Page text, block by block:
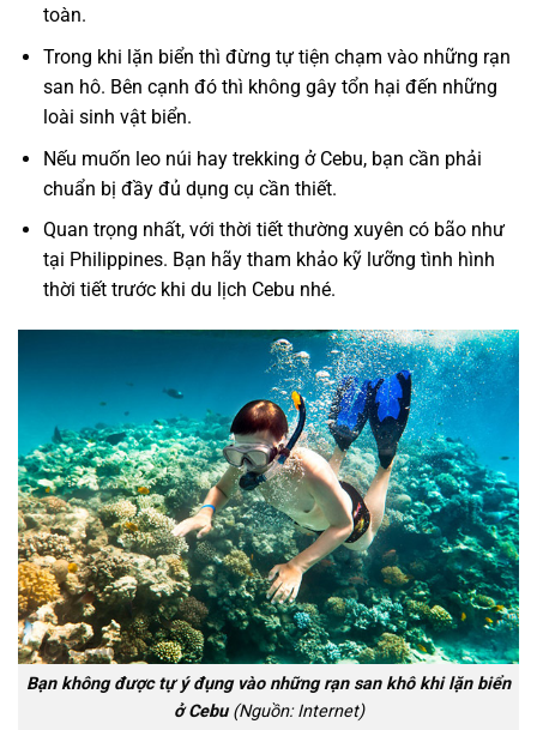
toàn.
Trong khi lặn biển thì đừng tự tiện chạm vào những rạn
san hô. Bên cạnh đó thì không gây tổn hại đến những
loài sinh vật biển.
Nếu muốn leo núi hay trekking ở Cebu, bạn cần phải
chuẩn bị đầy đủ dụng cụ cần thiết.
Quan trọng nhất, với thời tiết thường xuyên có bão như
tại Philippines. Bạn hãy tham khảo kỹ lưỡng tình hình
thời tiết trước khi du lịch Cebu nhé.
Bạn không được tự ý đụng vào những rạn san khô khi lặn biển
ở Cebu(Nguồn: Internet)